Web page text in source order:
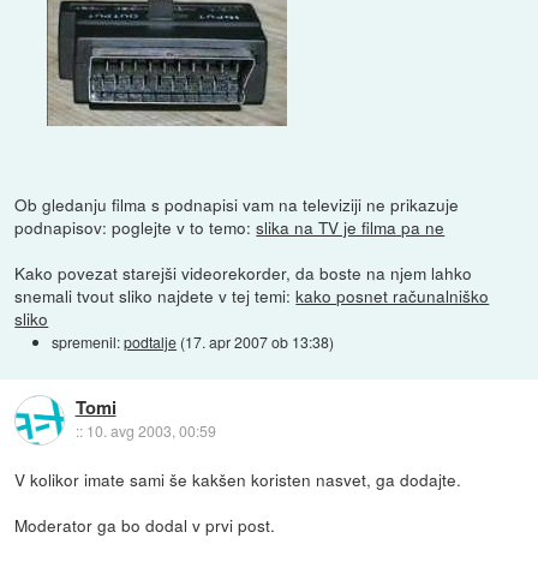
Ob gledanju filma s podnapisi vam na televiziji ne prikazuje
podnapisov: poglejte v to temo:slika na TV je filma pa ne
Kako povezat starejši videorekorder, da boste na njem lahko
snemali tvout sliko najdete v tej temi:kako posnet računalniško
sliko
spremenil:podtalje (17. apr 2007 ob 13:38)
Tomi
:: 10. avg 2003, 00:59
V kolikor imate sami še kakšen koristen nasvet, ga dodajte.
Moderator ga bo dodal v prvi post.